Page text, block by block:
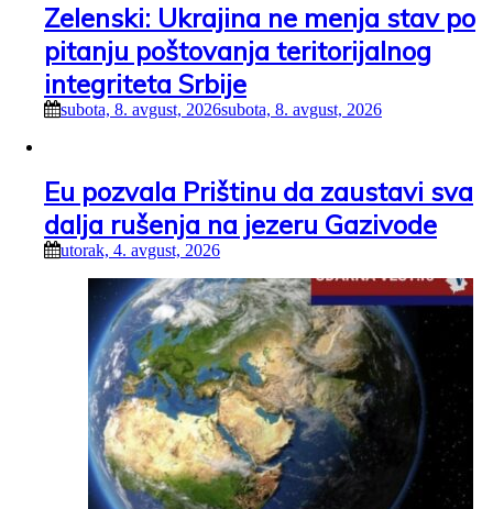
Zelenski: Ukrajina ne menja stav po
pitanju poštovanja teritorijalnog
integriteta Srbije
subota, 8. avgust, 2026subota, 8. avgust, 2026
Eu pozvala Prištinu da zaustavi sva
dalja rušenja na jezeru Gazivode
utorak, 4. avgust, 2026